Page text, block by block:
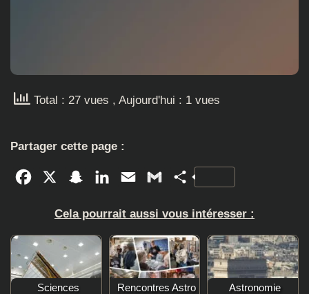
Total : 27 vues , Aujourd'hui : 1 vues
Partager cette page :
Facebook SnapchatLinkedInEmail GmailPartager
Cela pourrait aussi vous intéresser :
Sciences
Rencontres Astro
Astronomie